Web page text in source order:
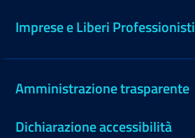
Imprese e Liberi Professionisti
Amministrazione trasparente
Dichiarazione accessibilità